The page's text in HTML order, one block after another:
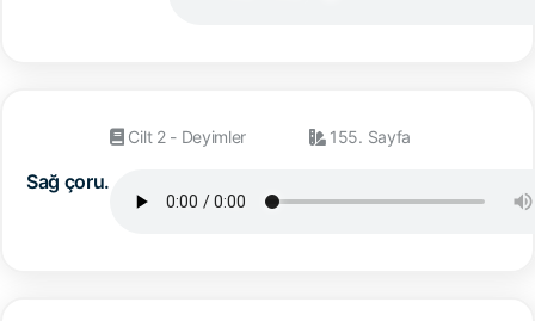
Sağ çoru.
Cilt 2 - Deyimler 155. Sayfa